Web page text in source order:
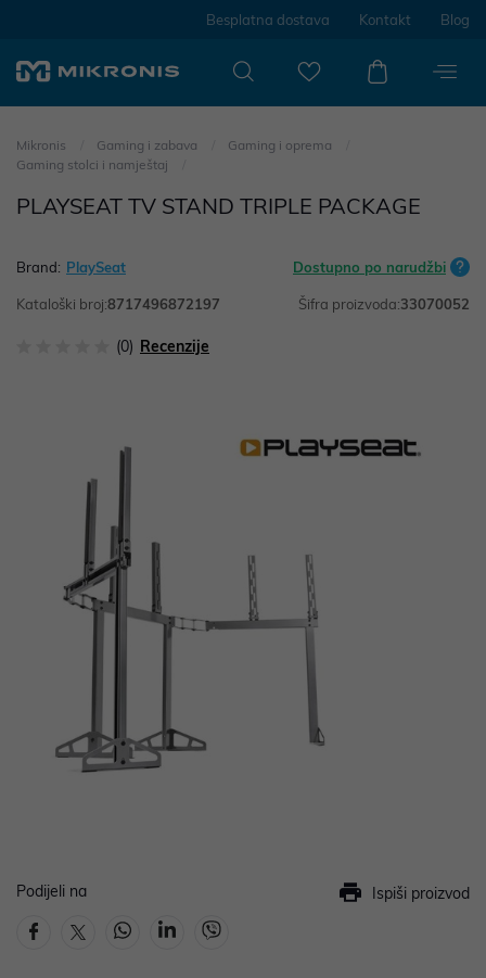
Besplatna dostava Kontakt Blog
Mikronis Gaming i zabava
Gaming i oprema
Gaming stolci i namještaj
PLAYSEAT TV STAND TRIPLE PACKAGE
Brand: PlaySeat Dostupno po narudžbi
Kataloški broj:8717496872197 Šifra proizvoda:33070052
(0) Recenzije
Podijeli na Ispiši proizvod